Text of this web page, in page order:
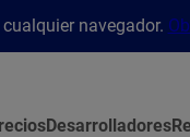
navegador.
Desarrolladores